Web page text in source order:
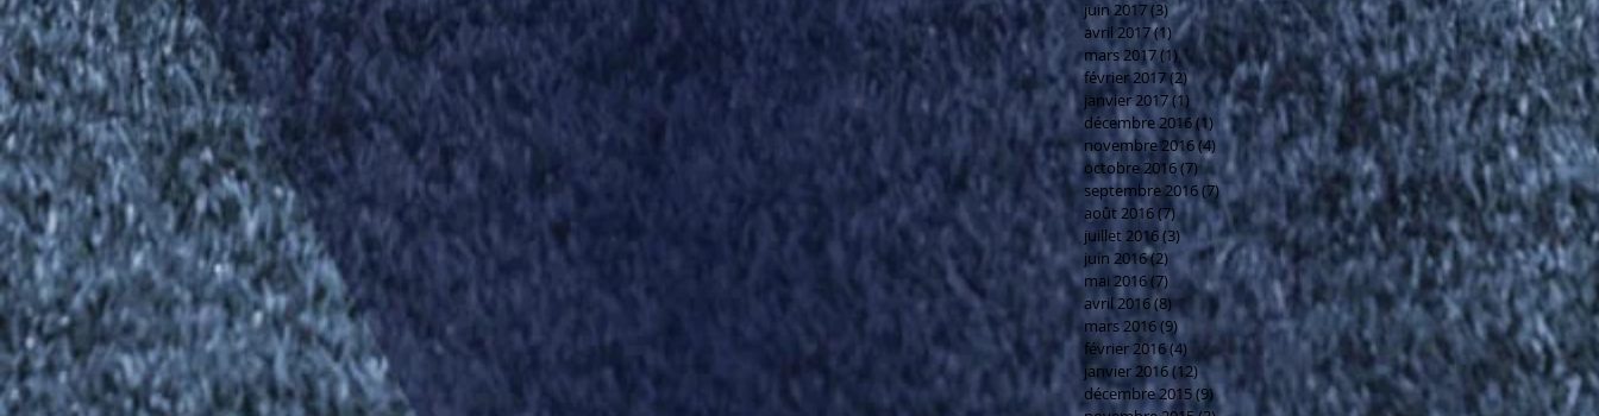
juin 2017(3)3 posts
avril 2017(1) 1 post
mars 2017(1)1 post
février 2017(2)2 posts
janvier 2017(1) 1 post
décembre 2016(1) 1 post
novembre 2016(4) 4 posts
octobre 2016(7)7 posts
septembre 2016(7)7 posts
août 2016(7)7 posts
juillet 2016(3)3 posts
juin 2016(2) 2 posts
mai 2016(7) 7 posts
avril 2016(8) 8 posts
mars 2016(9)9 posts
février 2016(4) 4 posts
janvier 2016(12)12 posts
décembre 2015(9)9 posts